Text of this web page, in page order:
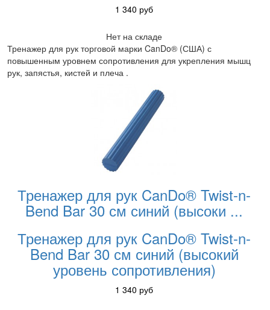
1 340 руб
Нет на складе
Тренажер для рук торговой марки CanDo® (США) с
повышенным уровнем сопротивления для укрепления мышц
рук, запястья, кистей и плеча .
Тренажер для рук CanDo® Twist-n-
Bend Bar 30 см синий (высоки ...
Тренажер для рук CanDo® Twist-n-
Bend Bar 30 см синий (высокий
уровень сопротивления)
1 340 руб